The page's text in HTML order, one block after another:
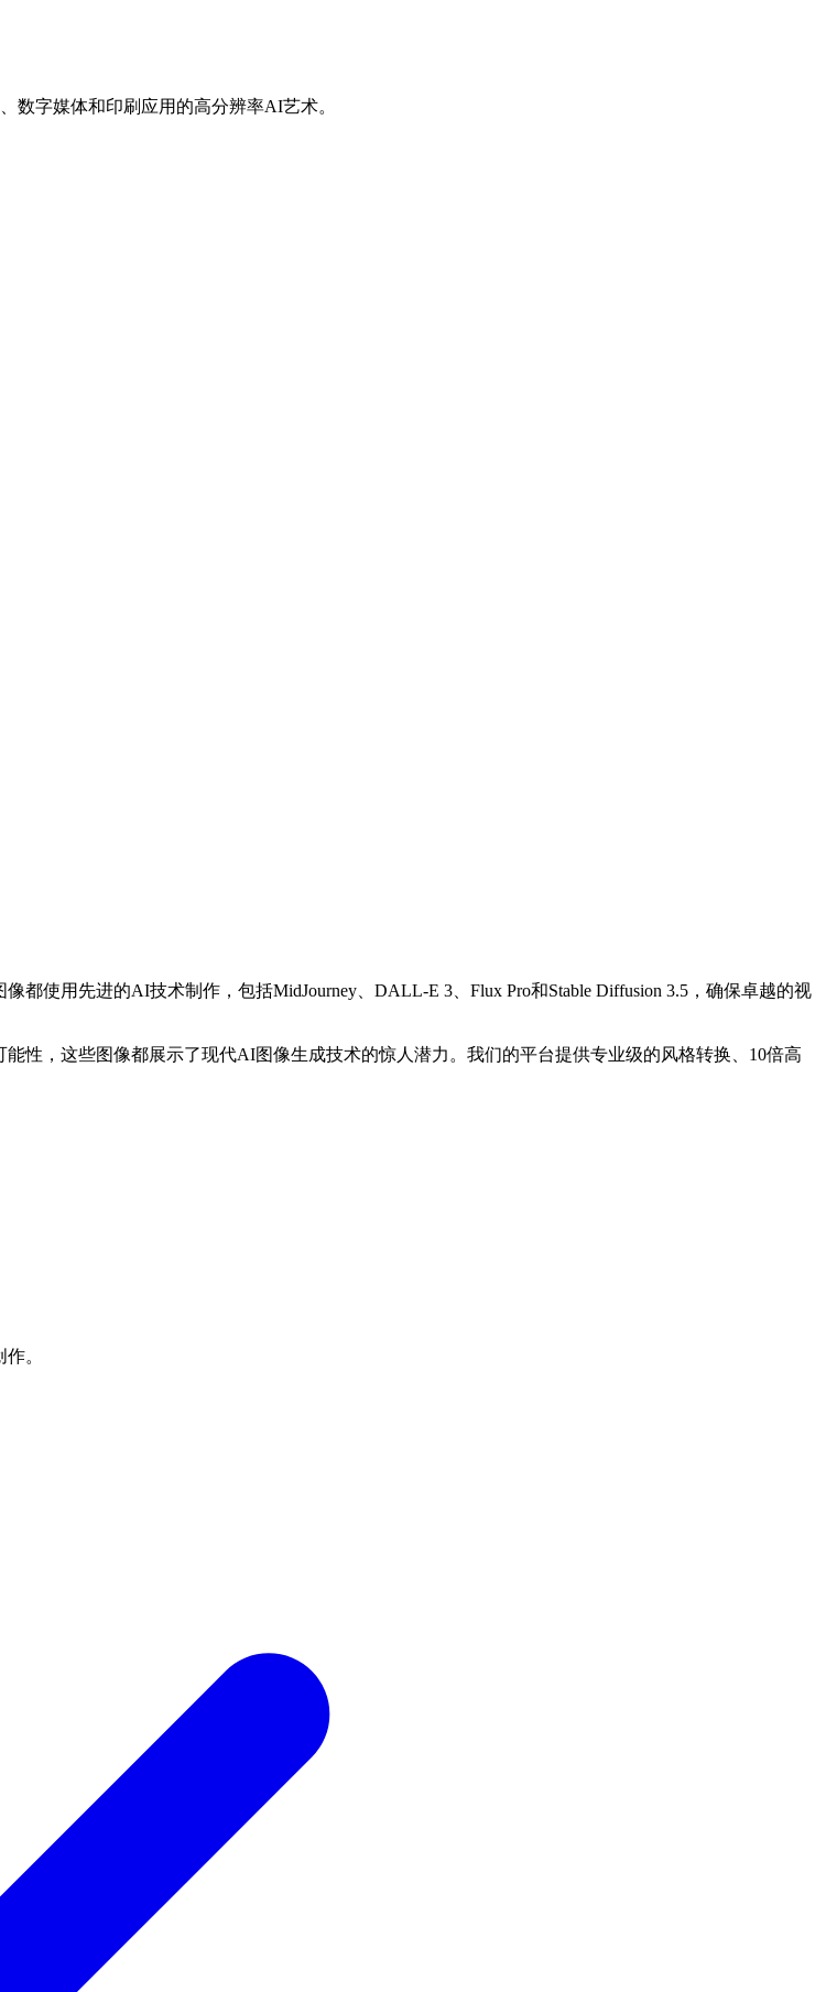
数字媒体和印刷应用的高分辨率AI艺术。
使用先进的AI技术制作，包括MidJourney、DALL-E 3、Flux Pro和Stable Diffusion 3.5，确保卓越的视
性，这些图像都展示了现代AI图像生成技术的惊人潜力。我们的平台提供专业级的风格转换、10倍高
。